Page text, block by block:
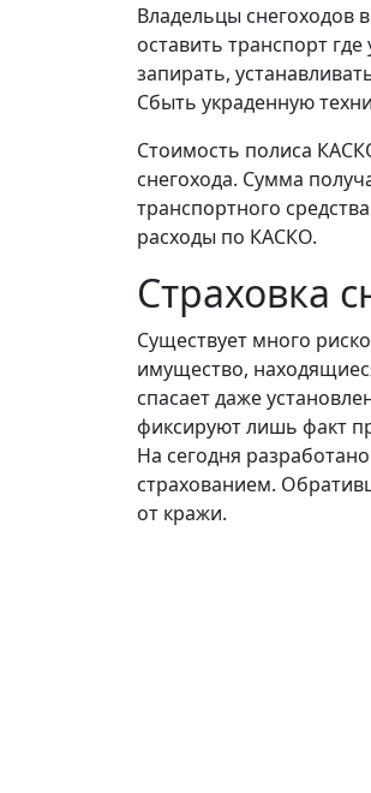
Владельцы снегоходов
оставить транспорт
запирать,
Сбыть украденную
Стоимость полиса
снегохода. Сумма
транспортного
расходы по КАСКО.
Страховка
Существует много
имущество,
спасает даже
фиксируют лишь факт
На сегодня
страхованием.
от кражи.